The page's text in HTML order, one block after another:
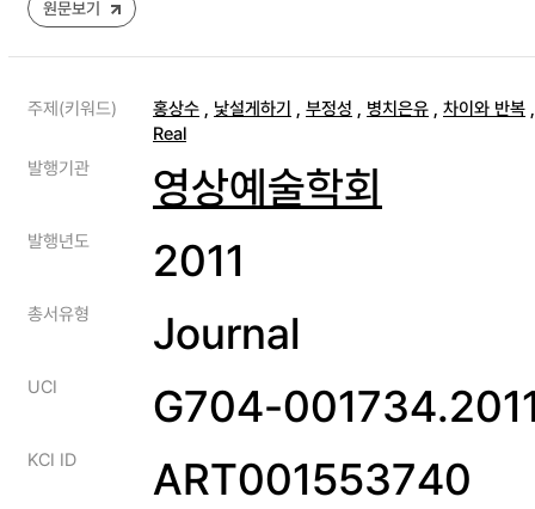
원문보기
주제(키워드) 홍상수 , 낯설게하기 , 부정성 , 병치은유 , 차이와 반복
Real
발행기관
영상예술학회
발행년도 2011
총서유형 Journal
UCI G704-
KCI ID ART001553740